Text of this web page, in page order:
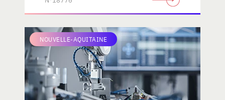
NOUVELLE-AQUITAINE